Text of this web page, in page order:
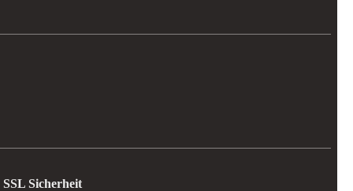
SSL Sicherheit